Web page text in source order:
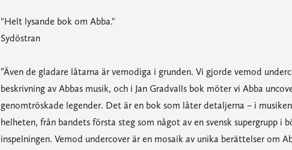
"Helt lysande bok om Abba."
Sydöstran
”Även de gladare låtarna är vemodiga i grunden. Vi gjorde vemod
beskrivning av Abbas musik, och i Jan Gradvalls bok möter vi Abba
genomtröskade legender. Det är en bok som låter detaljerna – i
helheten, från bandets första steg som något av en svensk supergrupp i
inspelningen. Vemod undercover är en mosaik av unika berättelser om